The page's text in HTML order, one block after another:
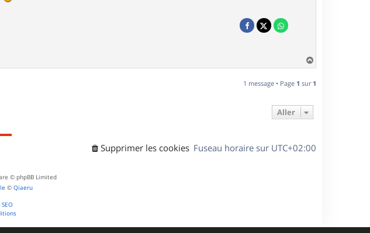
a
t
1 message • Page 1 sur 1
Aller
Fuseau horaire sur UTC+02:00
Supprimer les cookies
© phpBB Limited
© Qiaeru